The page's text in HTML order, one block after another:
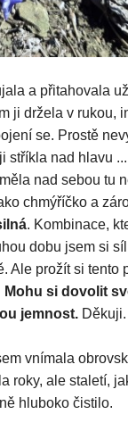
a přitahovala
ji držela v rukou,
se. Prostě
stříkla nad hlavu
nad sebou tu
chmýříčko a
. Kombinace,
dobu jsem si
Ale prožít si tento
Mohu si dovolit
jemnost. Děkuji.
vnímala
roky, ale staletí,
hluboko čistilo.